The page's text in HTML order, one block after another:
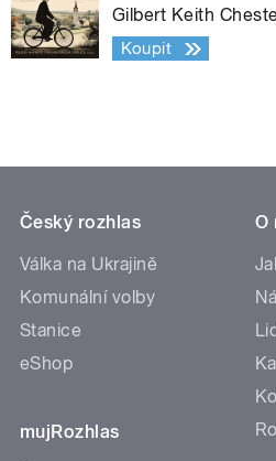
Gilbert Keith
Koupit
Český rozhlas
Válka na Ukrajině
Komunální volby
Stanice
eShop
mujRozhlas
O